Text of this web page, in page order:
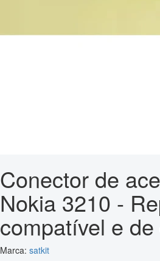
Conector de
Nokia 3210 -
compatível e
Marca: satkit